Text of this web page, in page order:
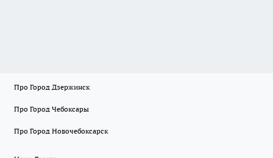
Про Город Дзержинск
Про Город Чебоксары
Про Город Новочебоксарск